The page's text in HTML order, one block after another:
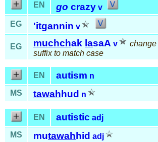
EN go crazy v
EG
'itgannin v
EG muchchak lasaA v
change
suffix to match case
EN autism n
MS
tawahhud n
EN autistic adj
MS
mutawahhid adj